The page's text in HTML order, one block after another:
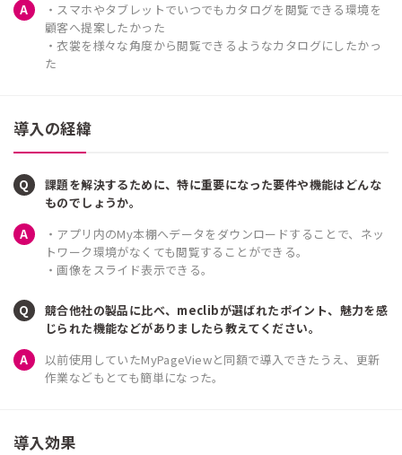
・スマホやタブレットでいつでもカタログを閲覧できる環境を
顧客へ提案したかった
・衣裳を様々な角度から閲覧できるようなカタログにしたかっ
た
導入の経緯
課題を解決するために、特に重要になった要件や機能はどんな
ものでしょうか。
・アプリ内のMy本棚へデータをダウンロードすることで、ネッ
トワーク環境がなくても閲覧することができる。
・画像をスライド表示できる。
競合他社の製品に比べ、meclibが選ばれたポイント、魅力を感
じられた機能などがありましたら教えてください。
以前使用していたMyPageViewと同額で導入できたうえ、更新
作業などもとても簡単になった。
導入効果